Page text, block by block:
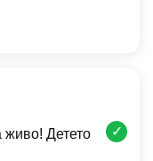
живо! Детето
✓